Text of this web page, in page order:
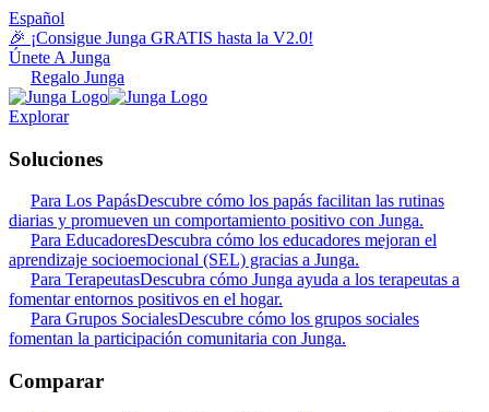
Español
🎉 ¡Consigue Junga GRATIS hasta la V2.0!
Únete A Junga
Regalo Junga
Explorar
Soluciones
Para Los PapásDescubre cómo los papás facilitan las rutinas
diarias y promueven un comportamiento positivo con Junga.
Para EducadoresDescubra cómo los educadores mejoran el
aprendizaje socioemocional (SEL) gracias a Junga.
Para TerapeutasDescubra cómo Junga ayuda a los terapeutas a
fomentar entornos positivos en el hogar.
Para Grupos SocialesDescubre cómo los grupos sociales
fomentan la participación comunitaria con Junga.
Comparar